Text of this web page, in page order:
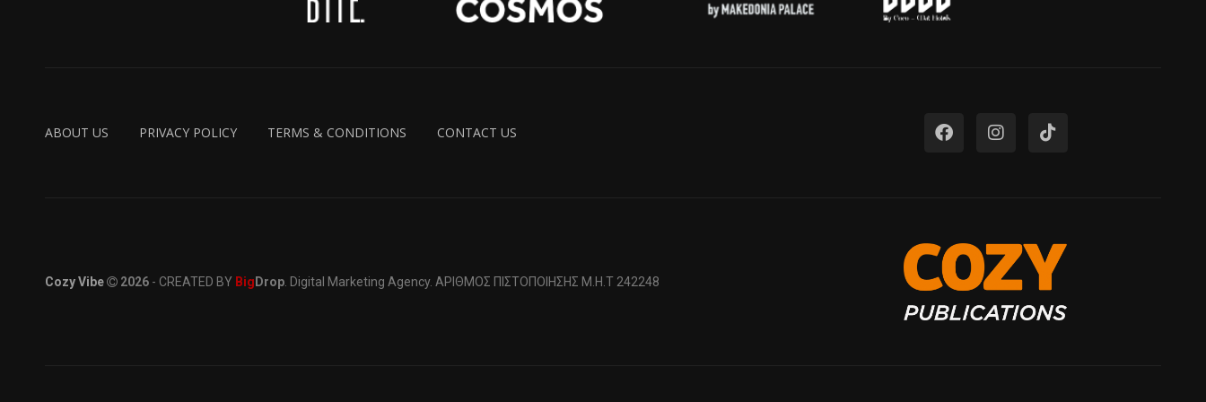
ABOUT US PRIVACY POLICY TERMS & CONDITIONS CONTACT US
Cozy Vibe 2026 - CREATED BY Big Drop . Digital Marketing Agency. ΑΡΙΘΜΟΣ ΠΙΣΤΟΠΟΙΗΣΗΣ Μ.Η.Τ 242248